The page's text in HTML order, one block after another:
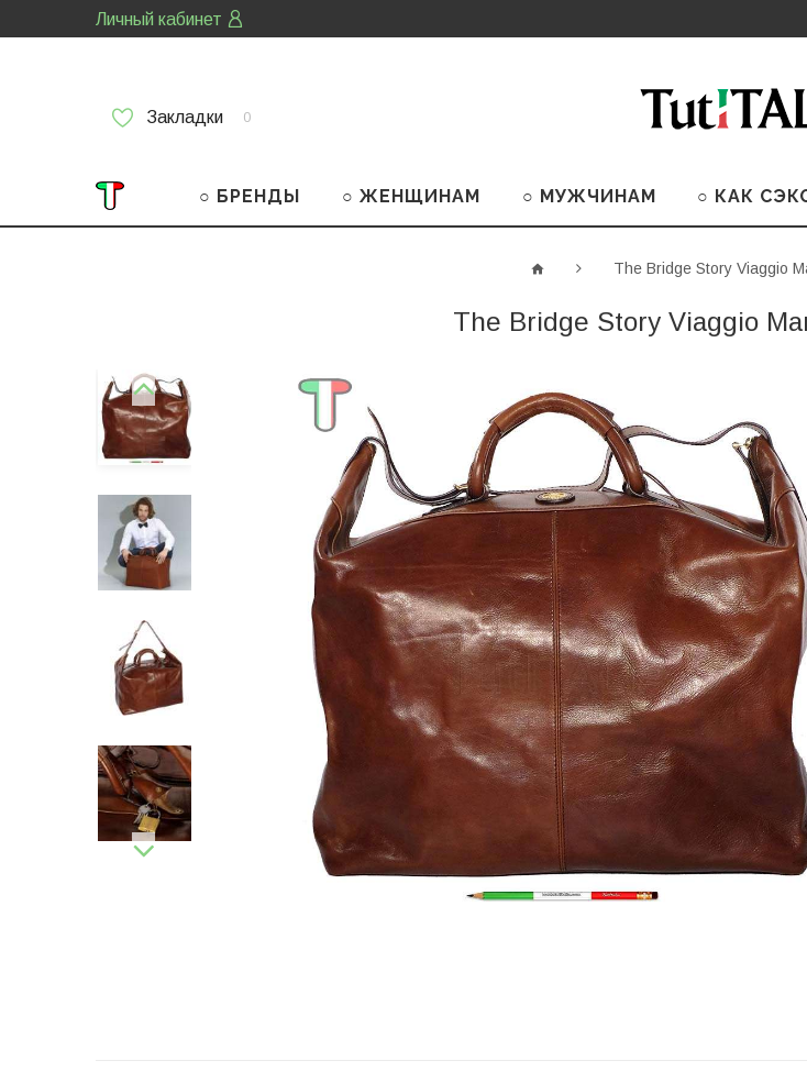
Личный кабинет
Закладки 0
○ БРЕНДЫ ○ ЖЕНЩИНАМ ○ МУЖЧИНАМ ○ КАК
The Bridge Story Viaggio
The Bridge Story Viaggio